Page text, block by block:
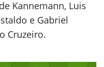
Kannemann, Luis
e Gabriel
Cruzeiro.